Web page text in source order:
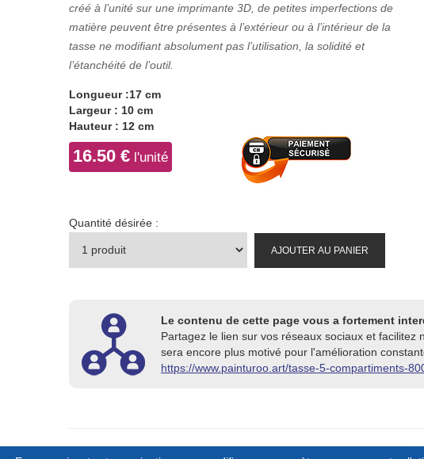
créé à l’unité sur une imprimante 3D, de petites imperfections de
matière peuvent être présentes à l’extérieur ou à l’intérieur de la
tasse ne modifiant absolument pas l’utilisation, la solidité et
l’étanchéité de l’outil.
Longueur :17 cm
Largeur : 10 cm
Hauteur : 12 cm
16.50 € l'unité
Quantité désirée :
AJOUTER AU PANIER
Le contenu de cette page vous a fortement
Partagez le lien sur vos réseaux sociaux et
sera encore plus motivé pour l'amélioration
https://www.painturoo.art/tasse-5-compartiments-